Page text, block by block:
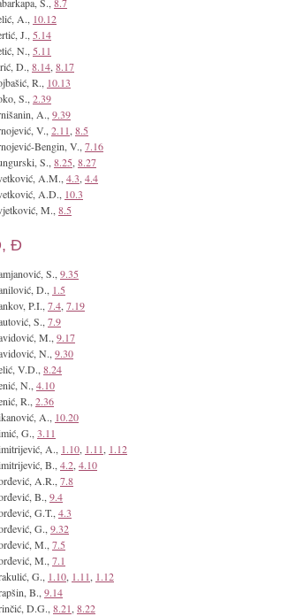
A., 10.12
J., 5.14
N., 5.11
D., 8.14 8.17
R., 10.13
S., 2.39
A., 9.39
V., 2.11 8.5
Bengin, V., 7.16
S., 8.25 8.27
A.M., 4.3 4.4
A.D., 10.3
M., 8.5
Đ
S., 9.35
D., 1.5
P.I., 7.4 7.19
S., 7.9
M., 9.17
N., 9.30
V.D., 8.24
N., 4.10
R., 2.36
A., 10.20
G., 3.11
A., 1.10 1.11
1.12
B., 4.2 4.10
A.R., 7.8
B., 9.4
G.T., 4.3
G., 9.32
M., 7.5
M., 7.1
G., 1.10 1.11
1.12
B., 9.14
D.G., 8.21 8.22